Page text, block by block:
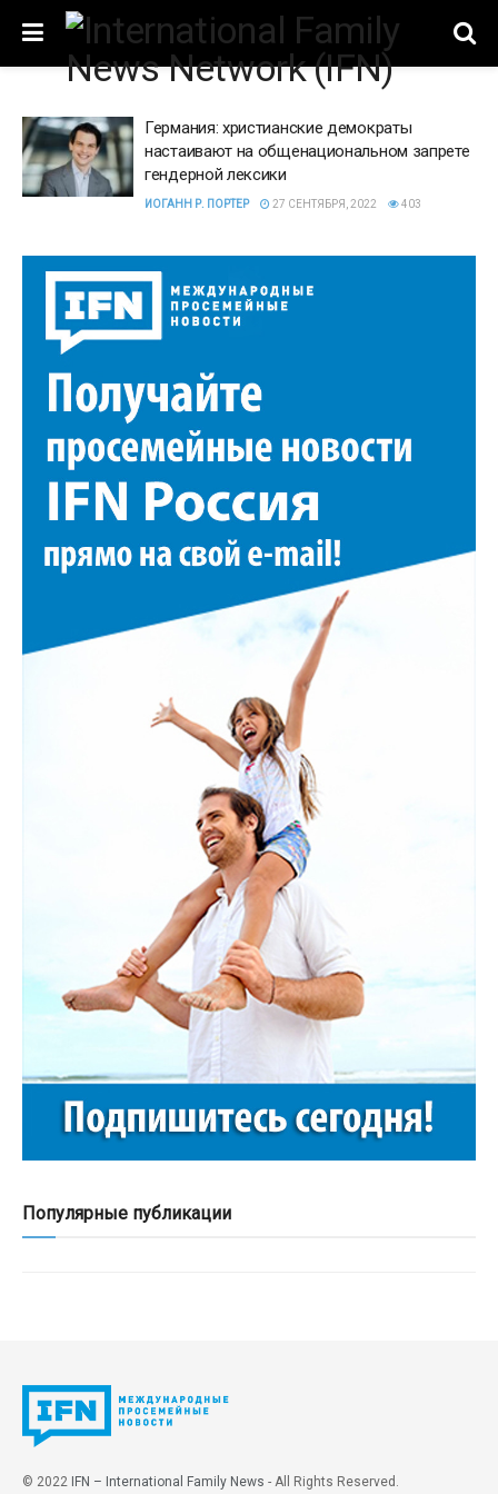
Германия: христианские демократы
настаивают на общенациональном запрете
гендерной лексики
ИОГАНН Р. ПОРТЕР 27 СЕНТЯБРЯ, 2022 403
Популярные публикации
© 2022 IFN – International Family News - All Rights Reserved.